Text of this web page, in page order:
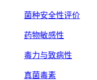
菌种安全性评价
药物敏感性
毒力与致病性
真菌毒素